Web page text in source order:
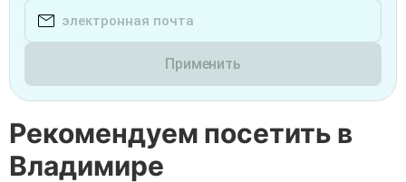
Применить
Рекомендуем посетить в
Владимире